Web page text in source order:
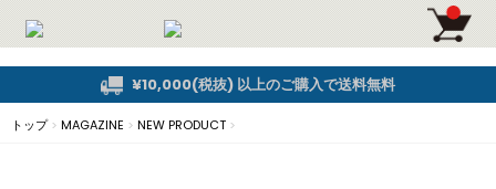
¥10,000(税抜) 以上のご購入で送料無料
トップ> MAGAZINE > NEW PRODUCT >